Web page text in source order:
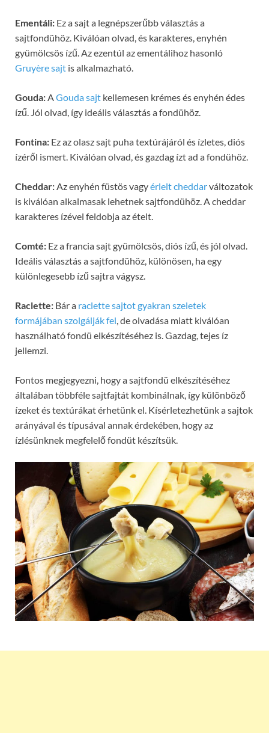
Ementáli: Ez a sajt a legnépszerűbb választás a
sajtfondühöz. Kiválóan olvad, és karakteres, enyhén
gyümölcsös ízű. Az ezentúl az ementálihoz hasonló
Gruyère sajt is alkalmazható.
Gouda:AGouda sajt kellemesen krémes és enyhén édes
ízű. Jól olvad, így ideális választás a fondühöz.
Fontina: Ez az olasz sajt puha textúrájáról és ízletes, diós
ízéről ismert. Kiválóan olvad, és gazdag ízt ad a fondühöz.
Cheddar:Az enyhén füstös vagyérlelt cheddarváltozatok
is kiválóan alkalmasak lehetnek sajtfondühöz. A cheddar
karakteres ízével feldobja az ételt.
Comté: Ez a francia sajt gyümölcsös, diós ízű, és jól olvad.
Ideális választás a sajtfondühöz, különösen, ha egy
különlegesebb ízű sajtra vágysz.
Raclette: Bár a raclette sajtot gyakran szeletek
formájában szolgálják fel, de olvadása miatt kiválóan
használható fondü elkészítéséhez is. Gazdag, tejes íz
jellemzi.
Fontos megjegyezni, hogy a sajtfondü elkészítéséhez
általában többféle sajtfajtát kombinálnak, így különböző
ízeket és textúrákat érhetünk el. Kísérletezhetünk a sajtok
arányával és típusával annak érdekében, hogy az
ízlésünknek megfelelő fondüt készítsük.